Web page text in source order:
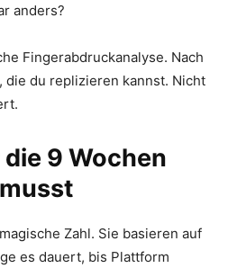
anders?
Fingerabdruckanalyse. Nach
die du replizieren kannst. Nicht
9 Wochen
Zahl. Sie basieren auf
es dauert, bis Plattform